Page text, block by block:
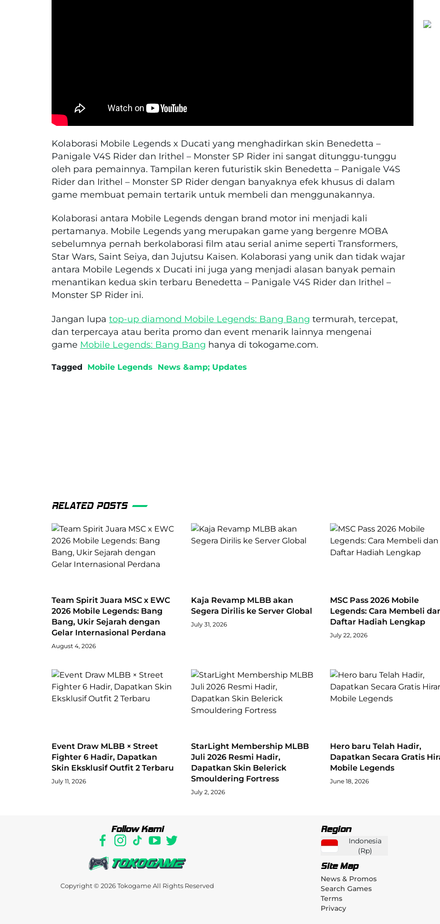
Kolaborasi Mobile Legends x Ducati yang menghadirkan skin Benedetta –
Panigale V4S Rider dan Irithel – Monster SP Rider ini sangat ditunggu-tunggu
oleh para pemainnya. Tampilan keren futuristik skin Benedetta – Panigale V4S
Rider dan Irithel – Monster SP Rider dengan banyaknya efek khusus di dalam
game membuat pemain tertarik untuk membeli dan menggunakannya.
Kolaborasi antara Mobile Legends dengan brand motor ini menjadi kali
pertamanya. Mobile Legends yang merupakan game yang bergenre MOBA
sebelumnya pernah berkolaborasi film atau serial anime seperti Transformers,
Star Wars, Saint Seiya, dan Jujutsu Kaisen. Kolaborasi yang unik dan tidak wajar
antara Mobile Legends x Ducati ini juga yang menjadi alasan banyak pemain
menantikan kedua skin terbaru Benedetta – Panigale V4S Rider dan Irithel –
Monster SP Rider ini.
Jangan lupa top-up diamond Mobile Legends: Bang Bang termurah, tercepat,
dan terpercaya atau berita promo dan event menarik lainnya mengenai
game Mobile Legends: Bang Bang hanya di tokogame.com.
Tagged Mobile Legends News &amp; Updates
RELATED POSTS
Team Spirit Juara MSC x EWC
2026 Mobile Legends: Bang
Bang, Ukir Sejarah dengan
Gelar Internasional Perdana
August 4, 2026
Kaja Revamp MLBB akan
Segera Dirilis ke Server Global
July 31, 2026
MSC Pass 2026 Mobile
Legends: Cara Membeli
Daftar Hadiah Lengkap
July 22, 2026
Event Draw MLBB × Street
Fighter 6 Hadir, Dapatkan
Skin Eksklusif Outfit 2 Terbaru
July 11, 2026
StarLight Membership MLBB
Juli 2026 Resmi Hadir,
Dapatkan Skin Belerick
Smouldering Fortress
July 2, 2026
Hero baru Telah Hadir,
Dapatkan Secara Gratis
Mobile Legends
June 18, 2026
Follow Kami
Copyright © 2026TokogameAll Rights Reserved
Region
Indonesia
(Rp)
Site Map
News & Promos
Search Games
Terms
Privacy